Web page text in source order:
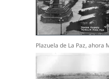
Plazuela de La Paz, ahora